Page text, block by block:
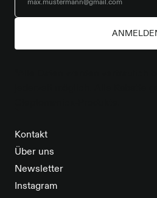
Kontakt
Über uns
Newsletter
Instagram